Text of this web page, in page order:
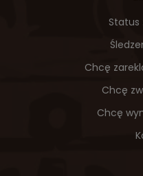
Status
Chcę
Chcę
Chcę